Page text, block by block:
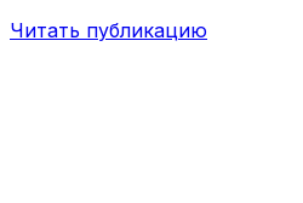
Читать публикацию